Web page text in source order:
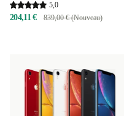
5,0
204,11 € 839,00 € (Nouveau)